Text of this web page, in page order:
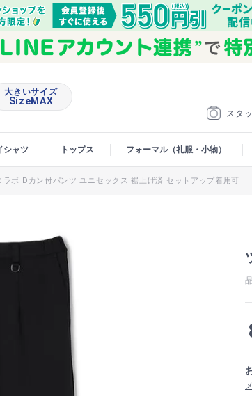
スタ
大きいサイズ
SizeMAX
シャツ トップス フォーマル（礼服・小物）
ボ Dカン付パンツ ユニセックス 裾上げ済 セットアップ着用可